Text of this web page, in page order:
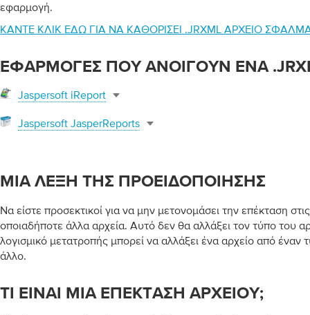
εφαρμογή.
ΚΆΝΤΕ ΚΛΙΚ ΕΔΏ ΓΙΑ ΝΑ ΚΑΘΟΡΊΣΕΙ .JRXML ΑΡΧΕΊΟ
ΕΦΑΡΜΟΓΈΣ ΠΟΥ ΑΝΟΊΓΟΥΝ ΈΝΑ
Jaspersoft iReport
Jaspersoft JasperReports
ΜΙΑ ΛΈΞΗ ΤΗΣ ΠΡΟΕΙΔΟΠΟΊΗΣΗΣ
Να είστε προσεκτικοί για να μην μετονομάσει την επέκταση
οποιαδήποτε άλλα αρχεία. Αυτό δεν θα αλλάξει τον τύπο του
λογισμικό μετατροπής μπορεί να αλλάξει ένα αρχείο από έναν
άλλο.
ΤΙ ΕΊΝΑΙ ΜΙΑ ΕΠΈΚΤΑΣΗ ΑΡΧΕΊΟΥ;